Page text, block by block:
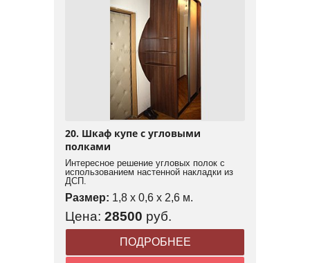
20. Шкаф купе с угловыми
полками
Интересное решение угловых полок с
использованием настенной накладки из
ДСП.
Размер: 1,8 x 0,6 x 2,6 м.
Цена: 28500 руб.
ПОДРОБНЕЕ